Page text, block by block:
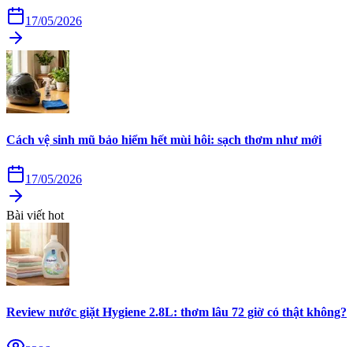
17/05/2026
Cách vệ sinh mũ bảo hiểm hết mùi hôi: sạch thơm như mới
17/05/2026
Bài viết hot
Review nước giặt Hygiene 2.8L: thơm lâu 72 giờ có thật không?